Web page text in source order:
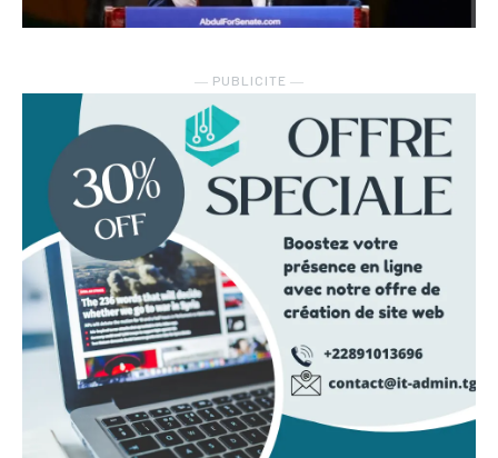
― PUBLICITE ―